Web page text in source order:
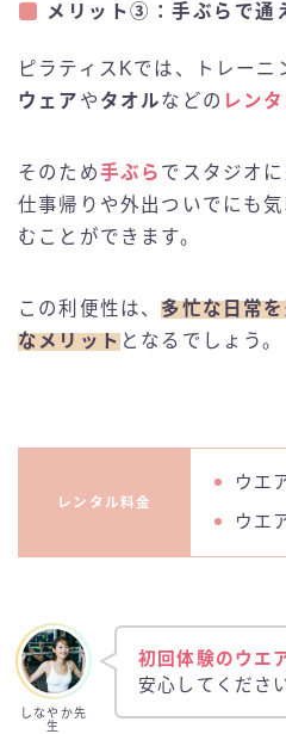
メリット③：手ぶらで通
ピラティスKでは、トレーニ
ウェア や タオルなどの レン
そのため手ぶら でスタジオ
仕事帰りや外出ついでにも
むことができます。
この利便性は、 多忙な日常
なメリット となるでしょう。
レンタル料金
ウエ
ウエ
しなやか先
生
初回体験のウエ
安心してくださ